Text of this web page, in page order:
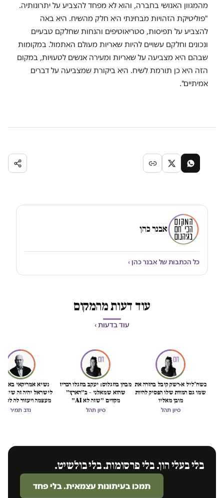
מהמגוון האנושי בחברה, והוא לא מפחד להצביע על יתרונותיה.
"פוליטיקת הזהויות מבחינתי היא חלק מהשיח. היא באה
להצביע על תפיסות, סטריאוטיפים והנחות שחלקם טבעיים
ונכונים וחלקם עשויים להיות שאריות מעולם האתמול. במקומות
שבהם היא מצביעה על שאריות ומעירה אנשים לטעויות, במקום
הזה היא כן תורמת לשיח. היא ביקורת שמצביעה על דברים
אמיתיים".
אבנר כהן
כל הכתבות של אבנר כהן ›
עוד דעות מהמקום
עוד בדעות ›
כשח'ליל א-רשק קיבל בחזרה את
שמו גם המוות שלו הפסיק להיות
מובן מאליו
סיון תהל
מבחן בוזגלוס: יעקב בוזגלו הכריז
שהוא שמאלני – ב״הארץ״
מקווים ״שזה לא AI״
סיון תהל
נשיא אמריקאי באמת
לישראל יהיה זה
מעצמה ויעזור לה
הכיבוש
נדב תמיר
בלי בעלי הון. בלי פרסומות. בלי בולשיט.
תמכו בעיתונות עצמאית. בלי פחד